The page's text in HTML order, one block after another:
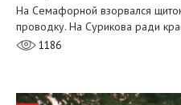
На Семафорной взорвался
проводку. На Сурикова ради
1186